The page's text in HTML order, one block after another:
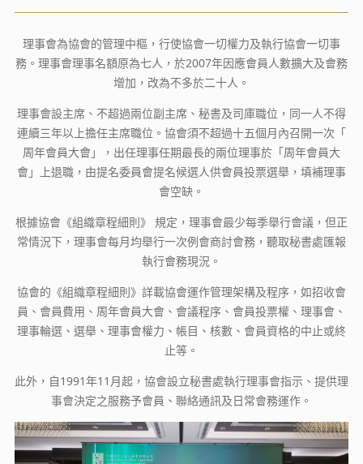
理事會為協會的管理中樞，行使協會一切權力及執行協會一切事
務。理事會理事名額原為七人，於2007年因應會員人數擴大及會務
增加，改為不多於二十人。
理事會設主席、不超過兩位副主席、秘書及司庫職位，同一人不得
連續三年以上擔任主席職位。協會須不超過十五個月內召開一次「
周年會員大會」，出任理事任期最長的兩位理事於「周年會員大
會」上退職，由提名委員會提名候選人供會員投票選舉，填補理事
會空缺。
根據協會《組織章程細則》 規定，理事會最少每季舉行會議，但正
常情況下，理事會每月均舉行一次例會商討會務，聽取秘書處匯報
執行會務現況。
協會的《組織章程細則》詳載協會運作管理架構及程序，如招收會
員、會員費用、周年會員大會、會議程序、會員投票權、理事會、
理事輪選、選舉、理事會權力、帳目、核數、會員資格的中止或終
止等。
此外，自1991年11月起，協會設立秘書處執行理事會指示、提供理
事會決定之服務予會員、聯絡通訊及日常會務運作。